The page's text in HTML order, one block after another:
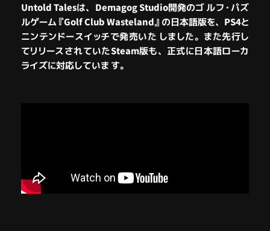
Untold Talesは、Demagog Studio開発のゴ ルフ・パズ
ルゲーム 『Golf Club Wasteland』 の日本語版を、PS4と
ニンテンドースイッチで発売いた しました。また先行し
てリリースされていたSteam版も、正式に日本語ローカ
ライズに対応していま す。